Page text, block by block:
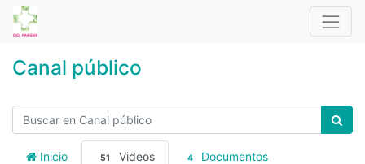
Canal público
Inicio 51 Videos 4
Documentos